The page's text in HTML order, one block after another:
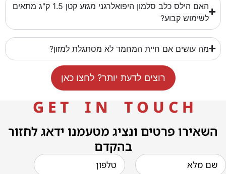
האם הילס כלב סלמון היפואלרגני מגזע קטן 1.5 ק"ג מתאים
לשימוש קבוע?
מה עושים אם חיית המחמד לא מסתגלת למזון?
רוצים לדעת יותר? לחצו כאן
G E T I N T O U C H
השאירו פרטים ונציג מטעמנו ידאג לחזור
בהקדם